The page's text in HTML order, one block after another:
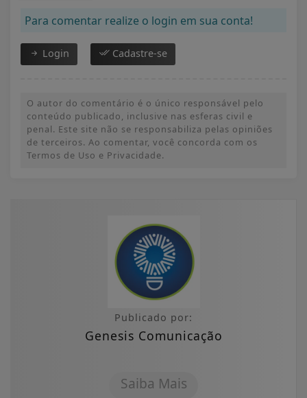
Para comentar realize o login em sua conta!
Login Cadastre-se
O autor do comentário é o único responsável pelo
conteúdo publicado, inclusive nas esferas civil e
penal. Este site não se responsabiliza pelas opiniões
de terceiros. Ao comentar, você concorda com os
Termos de Uso e Privacidade.
Publicado por:
Genesis Comunicação
Saiba Mais